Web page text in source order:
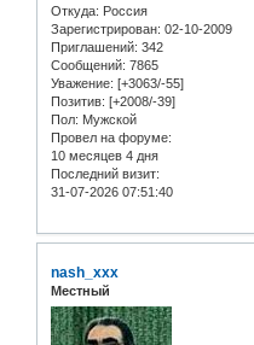
Откуда: Россия
Зарегистрирован: 02-10-2009
Приглашений: 342
Сообщений: 7865
Уважение: [+3063/-55]
Позитив: [+2008/-39]
Пол: Мужской
Провел на форуме:
10 месяцев 4 дня
Последний визит:
31-07-2026 07:51:40
nash_xxx
Местный